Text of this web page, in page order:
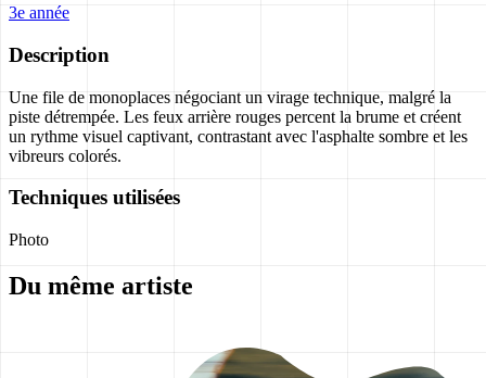
3e année
Description
Une file de monoplaces négociant un virage technique, malgré la
piste détrempée. Les feux arrière rouges percent la brume et créent
un rythme visuel captivant, contrastant avec l'asphalte sombre et les
vibreurs colorés.
Techniques utilisées
Photo
Du même artiste